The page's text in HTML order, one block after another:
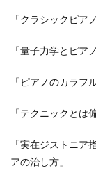
「クラシックピア
「量子力学とピア
「ピアノのカラフ
「テクニックとは
「実在ジストニア
アの治し方」